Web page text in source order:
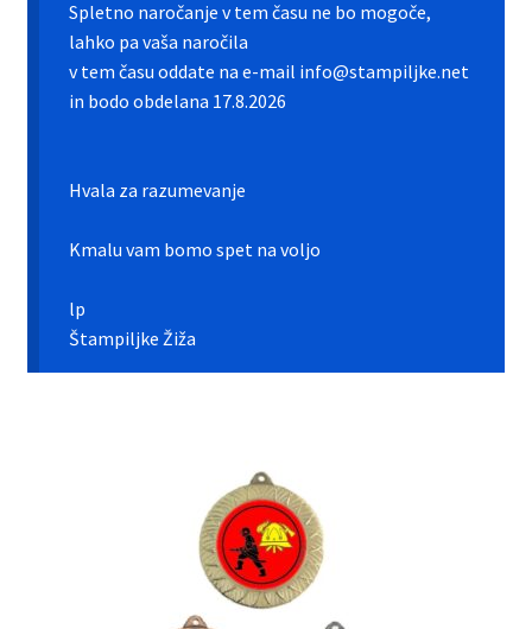
Galerija športnih vstavkov
Katalog pokalov in medalj
Košarica
Moj profil
Pogoji poslovanja in piškotki
Spletno naročanje v tem času ne bo mogoče,
lahko pa vaša naročila
v tem času oddate na e-mail info@stampiljke.net
in bodo obdelana 17.8.2026
Hvala za razumevanje
Kmalu vam bomo spet na voljo
lp
Štampiljke Žiža